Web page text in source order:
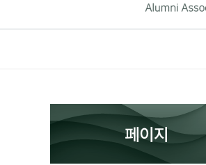
페이지